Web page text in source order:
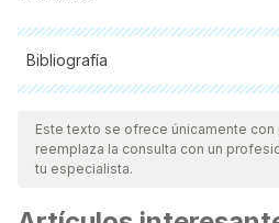
Bibliografía
Todas las fuentes citadas fueron
nuestro equipo, para asegurar su
vigencia y validez.La bibliografía
científica.
Este texto se ofrece únicamente
reemplaza la consulta con un
tu especialista.